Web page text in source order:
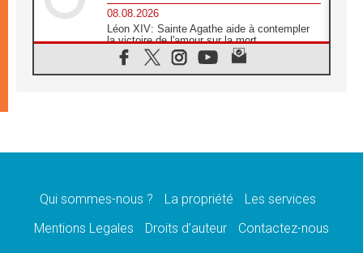
08.08.2026
Léon XIV: Sainte Agathe aide à contempler
la victoire de l'amour sur la mort
08.08.2026
«Relancer l'empathie», le projet Triennal d'art
08.08.2026
07.08.2026
Calapan devient un diocèse
Qui sommes-nous ? La propriété
Les services
Mentions Legales
Droits d’auteur Contactez-nous